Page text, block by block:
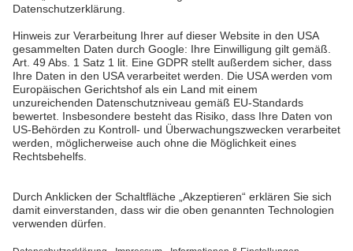
40150 Shah Alam, Selangor
Malaysia
tel.:+60 3 7845 7277
sales@ah-meyer.com.my
Datenschutz
Kontaktformular